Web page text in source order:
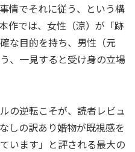
情でそれに従う、という構
作では、女性（涼）が「跡
な目的を持ち、男性（元
、一見すると受け身の立場
の逆転こそが、読者レビュ
しの訳あり婚物が既視感を
います」と評される最大の